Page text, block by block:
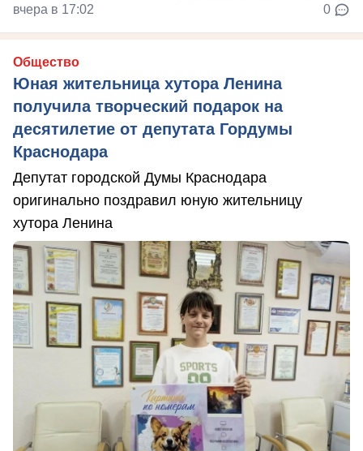
вчера в 17:02 0
Общество
Юная жительница хутора Ленина
получила творческий подарок на
десятилетие от депутата Гордумы
Краснодара
Депутат городской Думы Краснодара
оригинально поздравил юную жительницу
хутора Ленина